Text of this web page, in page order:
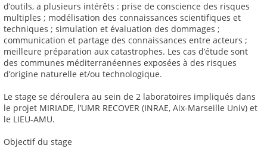
d’outils, a plusieurs intérêts : prise de conscience des risques
multiples ; modélisation des connaissances scientifiques et
techniques ; simulation et évaluation des dommages ;
communication et partage des connaissances entre acteurs ;
meilleure préparation aux catastrophes. Les cas d’étude sont
des communes méditerranéennes exposées à des risques
d’origine naturelle et/ou technologique.
Le stage se déroulera au sein de 2 laboratoires impliqués dans
le projet MIRIADE, l’UMR RECOVER (INRAE, Aix-Marseille Univ) et
le LIEU-AMU.
Objectif du stage